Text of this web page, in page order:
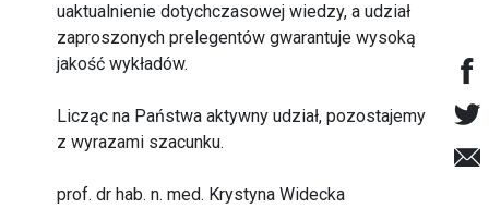
uaktualnienie dotychczasowej wiedzy, a udział
zaproszonych prelegentów gwarantuje wysoką
jakość wykładów.
Licząc na Państwa aktywny udział, pozostajemy
z wyrazami szacunku.
prof. dr hab. n. med. Krystyna Widecka